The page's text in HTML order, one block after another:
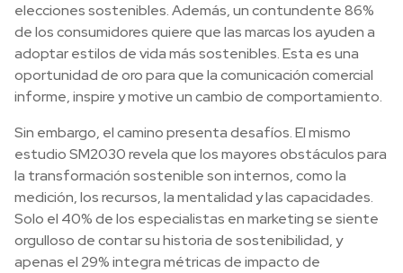
elecciones sostenibles. Además, un contundente 86%
de los consumidores quiere que las marcas los ayuden a
adoptar estilos de vida más sostenibles. Esta es una
oportunidad de oro para que la comunicación comercial
informe, inspire y motive un cambio de comportamiento.
Sin embargo, el camino presenta desafíos. El mismo
estudio SM2030 revela que los mayores obstáculos para
la transformación sostenible son internos, como la
medición, los recursos, la mentalidad y las capacidades.
Solo el 40% de los especialistas en marketing se siente
orgulloso de contar su historia de sostenibilidad, y
apenas el 29% integra métricas de impacto de